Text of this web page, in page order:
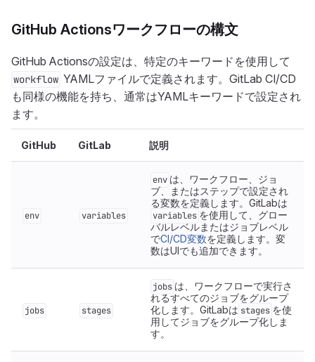
GitHub Actionsワークフローの構文
GitHub Actionsの設定は、特定のキーワードを使用して
workflow YAMLファイルで定義されます。GitLab CI/CD
も同様の機能を持ち、通常はYAMLキーワードで設定され
ます。
GitHub GitLab 説明
env variables
env は、ワークフロー、ジョ
ブ、またはステップで設定され
る変数を定義します。GitLabは
variables を使用して、グロー
バルレベルまたはジョブレベル
でCI/CD変数を定義します。変
数はUIでも追加できます。
jobs stages
jobs は、ワークフローで実行さ
れるすべてのジョブをグループ
化します。GitLabは stages を使
用してジョブをグループ化しま
す。